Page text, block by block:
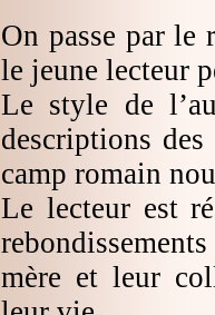
On passe par le
le jeune lecteur
Le style de
descriptions
camp romain
Le lecteur est
mère et leur